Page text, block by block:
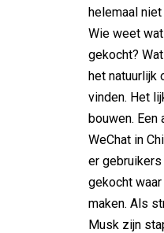
helemaal
Wie weet
gekocht?
het natuurlijk
vinden. Het
bouwen. Een
WeChat in
er gebruikers
gekocht
maken. Als
Musk zijn